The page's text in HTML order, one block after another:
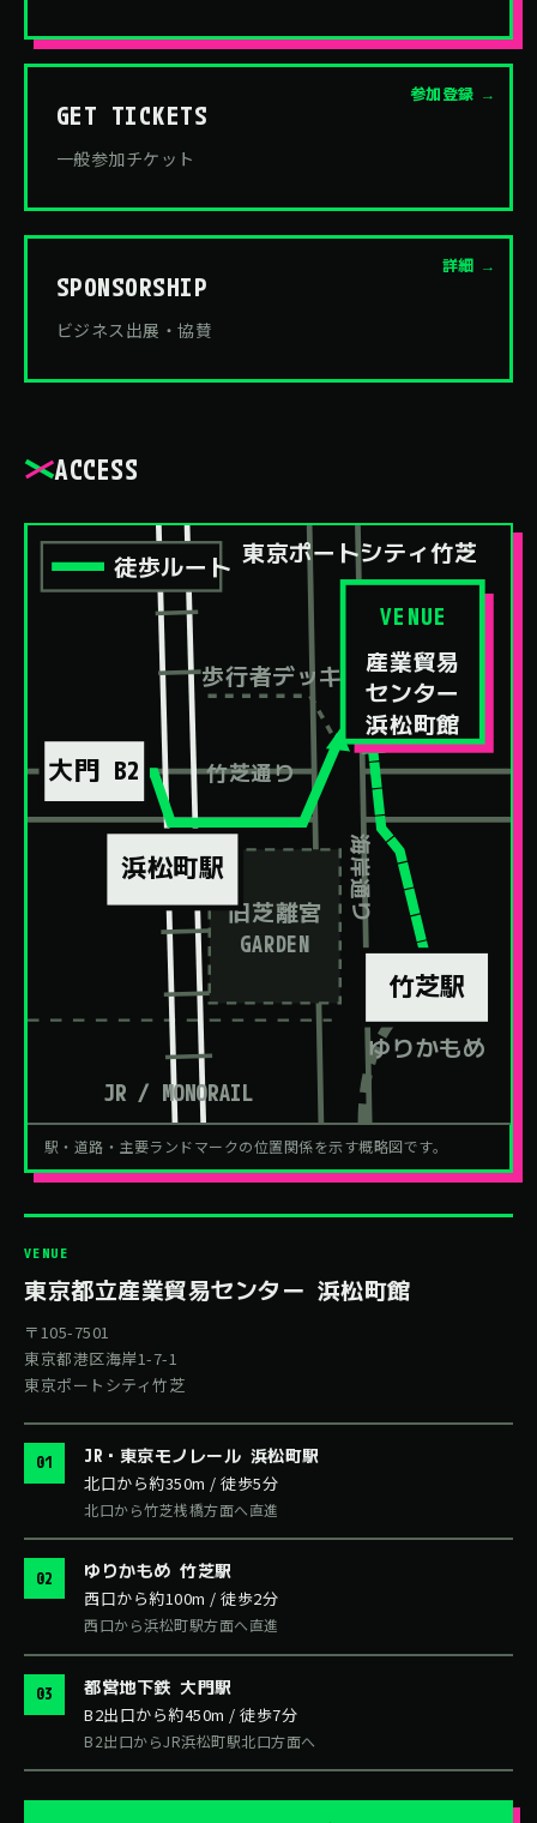
GET TICKETS
一般参加チケット
参加登録 →
SPONSORSHIP
ビジネス出展・協賛
詳細 →
ACCESS
東京都立産業貿易センター 浜松町館への概略案内図
西側の大門駅と浜松町駅から竹芝通りを東へ進むと、
旧芝離宮
GARDEN
徒歩ルート
浜松町駅
大門 B2
竹芝駅
ゆりかもめ
VENUE
産業貿易
センター
浜松町館
竹芝通り
海岸通り
歩行者デッキ
東京ポートシティ竹芝
JR / MONORAIL
駅・道路・主要ランドマークの位置関係を示す概略図です。
VENUE
東京都立産業貿易センター 浜松町館
〒105-7501
東京都港区海岸1-7-1
東京ポートシティ竹芝
01 JR・東京モノレール 浜松町駅
北口から約350m / 徒歩5分
北口から竹芝桟橋方面へ直進
02 ゆりかもめ 竹芝駅
西口から約100m / 徒歩2分
西口から浜松町駅方面へ直進
03 都営地下鉄 大門駅
B2出口から約450m / 徒歩7分
B2出口からJR浜松町駅北口方面へ